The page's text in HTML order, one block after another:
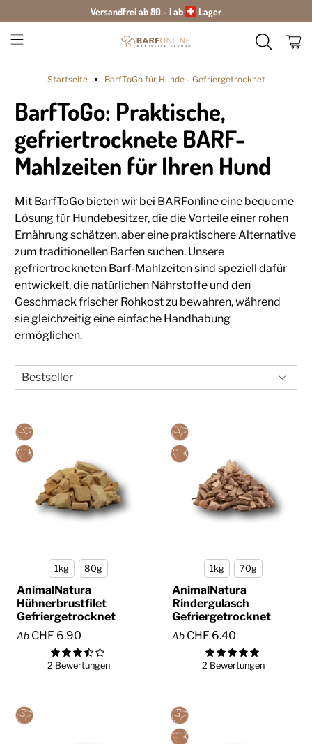
Versandfrei ab 80.- | ab Lager
Startseite BarfToGo für Hunde - Gefriergetrocknet
BarfToGo: Praktische,
gefriertrocknete BARF-
Mahlzeiten für Ihren Hund
Mit BarfToGo bieten wir bei BARFonline eine bequeme
Lösung für Hundebesitzer, die die Vorteile einer rohen
Ernährung schätzen, aber eine praktischere Alternative
zum traditionellen Barfen suchen. Unsere
gefriertrockneten Barf-Mahlzeiten sind speziell dafür
entwickelt, die natürlichen Nährstoffe und den
Geschmack frischer Rohkost zu bewahren, während
sie gleichzeitig eine einfache Handhabung
ermöglichen.
1kg 80g
AnimalNatura
Hühnerbrustfilet
Gefriergetrocknet
Ab CHF 6.90
2 Bewertungen
1kg 70g
AnimalNatura
Rindergulasch
Gefriergetrocknet
Ab CHF 6.40
2 Bewertungen